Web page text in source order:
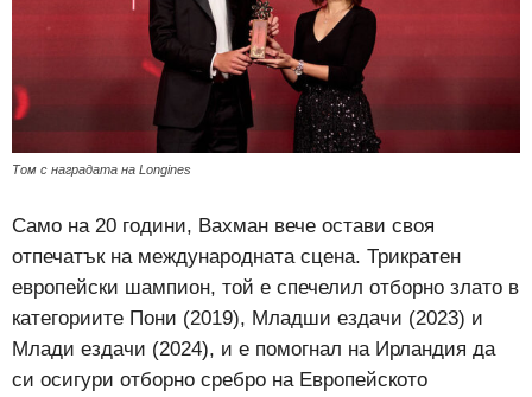
Том с наградата на Longines
Само на 20 години, Вахман вече остави своя
отпечатък на международната сцена. Трикратен
европейски шампион, той е спечелил отборно злато в
категориите Пони (2019), Младши ездачи (2023) и
Млади ездачи (2024), и е помогнал на Ирландия да
си осигури отборно сребро на Европейското